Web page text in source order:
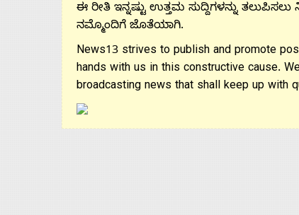
ಈ ರೀತಿ ಇನ್ನಷ್ಟು ಉತ್ತಮ ಸುದ್ದಿಗಳನ್ನು
ನಮ್ಮೊಂದಿಗೆ ಜೊತೆಯಾಗಿ.
News13 strives to publish and promote
hands with us in this constructive cause.
broadcasting news that shall keep up with